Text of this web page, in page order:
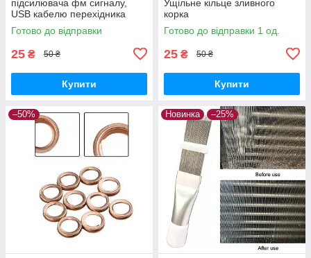
підсилювача фм сигналу,
USB кабелю перехідника
Готово до відправки
25 ₴ 50 ₴
Купити
Ущільне кільце зливного
корка
Готово до відправки 1 од.
25 ₴ 50 ₴
Купити
–50% Новинка –25%